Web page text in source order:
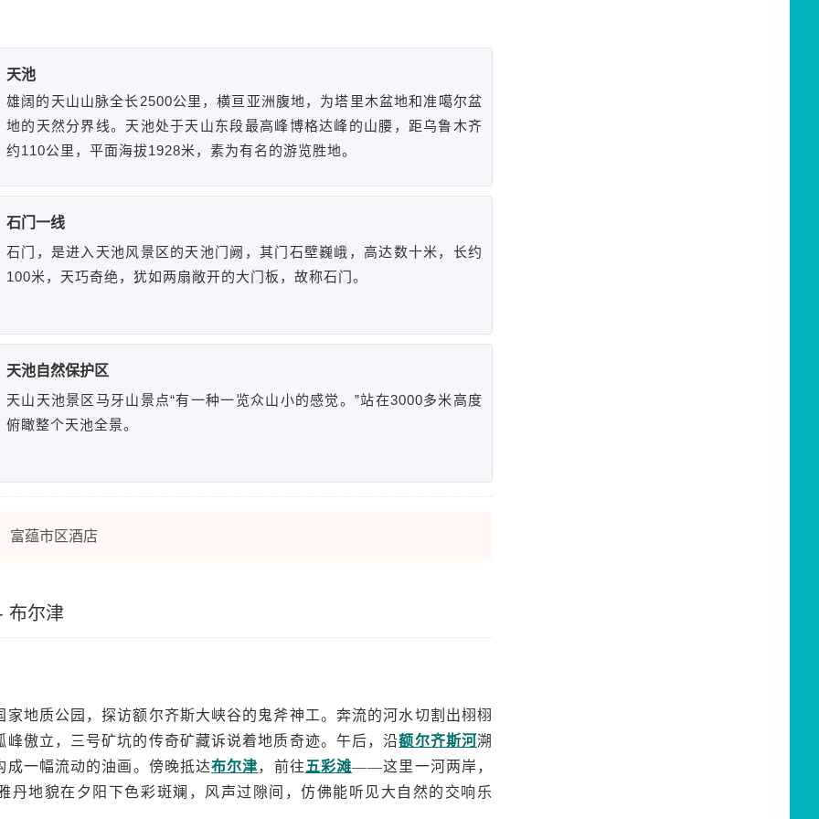
天池
雄阔的天山山脉全长2500公里，横亘亚洲腹地，为塔里木盆地和准噶尔盆
地的天然分界线。天池处于天山东段最高峰博格达峰的山腰，距乌鲁木齐
约110公里，平面海拔1928米，素为有名的游览胜地。
石门一线
石门，是进入天池风景区的天池门阙，其门石壁巍峨，高达数十米，长约
100米，天巧奇绝，犹如两扇敞开的大门板，故称石门。
天池自然保护区
天山天池景区马牙山景点“有一种一览众山小的感觉。”站在3000多米高度
俯瞰整个天池全景。
富蕴市区酒店
布尔津
地质公园，探访额尔齐斯大峡谷的鬼斧神工。奔流的河水切割出栩栩
峰傲立，三号矿坑的传奇矿藏诉说着地质奇迹。午后，沿额尔齐斯河溯
成一幅流动的油画。傍晚抵达布尔津，前往 五彩滩——这里一河两岸，
丹地貌在夕阳下色彩斑斓，风声过隙间，仿佛能听见大自然的交响乐